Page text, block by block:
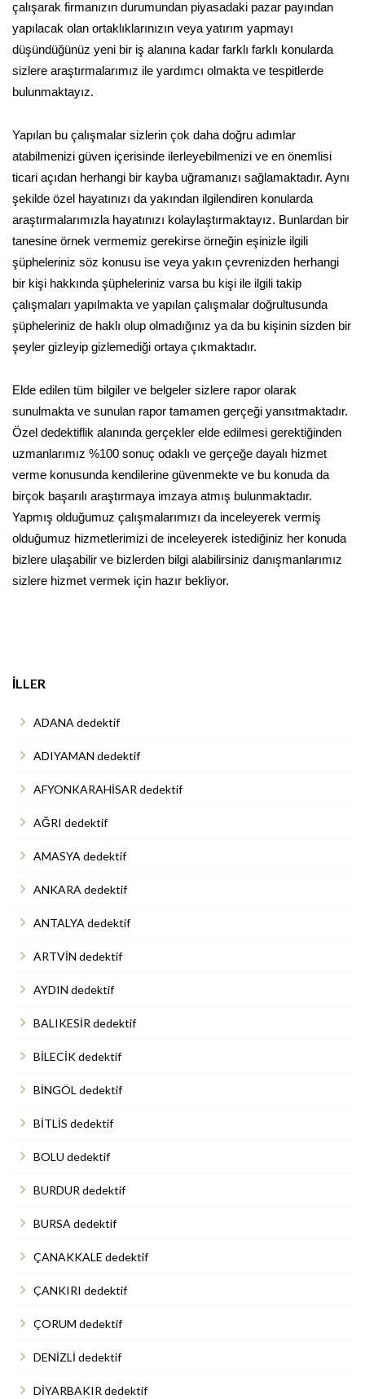
çalışarak firmanızın durumundan piyasadaki pazar payından
yapılacak olan ortaklıklarınızın veya yatırım yapmayı
düşündüğünüz yeni bir iş alanına kadar farklı farklı konularda
sizlere araştırmalarımız ile yardımcı olmakta ve tespitlerde
bulunmaktayız.
Yapılan bu çalışmalar sizlerin çok daha doğru adımlar
atabilmenizi güven içerisinde ilerleyebilmenizi ve en önemlisi
ticari açıdan herhangi bir kayba uğramanızı sağlamaktadır. Aynı
şekilde özel hayatınızı da yakından ilgilendiren konularda
araştırmalarımızla hayatınızı kolaylaştırmaktayız. Bunlardan bir
tanesine örnek vermemiz gerekirse örneğin eşinizle ilgili
şüpheleriniz söz konusu ise veya yakın çevrenizden herhangi
bir kişi hakkında şüpheleriniz varsa bu kişi ile ilgili takip
çalışmaları yapılmakta ve yapılan çalışmalar doğrultusunda
şüpheleriniz de haklı olup olmadığınız ya da bu kişinin sizden bir
şeyler gizleyip gizlemediği ortaya çıkmaktadır.
Elde edilen tüm bilgiler ve belgeler sizlere rapor olarak
sunulmakta ve sunulan rapor tamamen gerçeği yansıtmaktadır.
Özel dedektiflik alanında gerçekler elde edilmesi gerektiğinden
uzmanlarımız %100 sonuç odaklı ve gerçeğe dayalı hizmet
verme konusunda kendilerine güvenmekte ve bu konuda da
birçok başarılı araştırmaya imzaya atmış bulunmaktadır.
Yapmış olduğumuz çalışmalarımızı da inceleyerek vermiş
olduğumuz hizmetlerimizi de inceleyerek istediğiniz her konuda
bizlere ulaşabilir ve bizlerden bilgi alabilirsiniz danışmanlarımız
sizlere hizmet vermek için hazır bekliyor.
İLLER
ADANA dedektif
ADIYAMAN dedektif
AFYONKARAHİSAR dedektif
AĞRI dedektif
AMASYA dedektif
ANKARA dedektif
ANTALYA dedektif
ARTVİN dedektif
AYDIN dedektif
BALIKESİR dedektif
BİLECİK dedektif
BİNGÖL dedektif
BİTLİS dedektif
BOLU dedektif
BURDUR dedektif
BURSA dedektif
ÇANAKKALE dedektif
ÇANKIRI dedektif
ÇORUM dedektif
DENİZLİ dedektif
DİYARBAKIR dedektif